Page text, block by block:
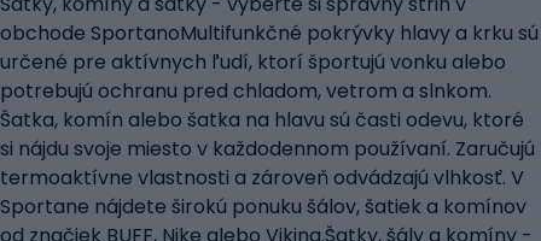
obchode SportanoMultifunkčné pokrývky hlavy a krku sú
určené pre aktívnych ľudí, ktorí športujú vonku alebo
potrebujú ochranu pred chladom, vetrom a slnkom.
Šatka, komín alebo šatka na hlavu sú časti odevu, ktoré
si nájdu svoje miesto v každodennom používaní. Zaručujú
termoaktívne vlastnosti a zároveň odvádzajú vlhkosť. V
Sportane nájdete širokú ponuku šálov, šatiek a komínov
od značiek BUFF, Nike alebo Viking.Šatky, šály a komíny -